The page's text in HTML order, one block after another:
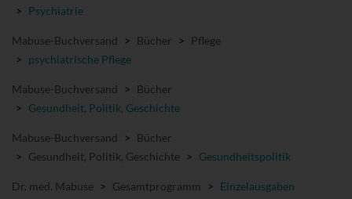
> Psychiatrie
Mabuse-Buchversand > Bücher >
Pflege
> psychiatrische Pflege
Mabuse-Buchversand > Bücher
> Gesundheit, Politik, Geschichte
Mabuse-Buchversand > Bücher
> Gesundheit, Politik, Geschichte > Gesundheitspolitik
Dr. med. Mabuse > Gesamtprogramm > Einzelausgaben